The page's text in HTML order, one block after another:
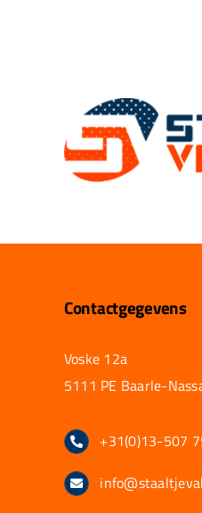
Contactgegevens
Voske 12a
5111 PE Baarle-
+31(0)13-507